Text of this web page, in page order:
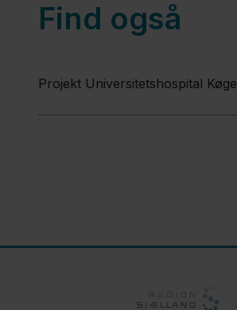
Find også
Projekt Universitetshospital Køge